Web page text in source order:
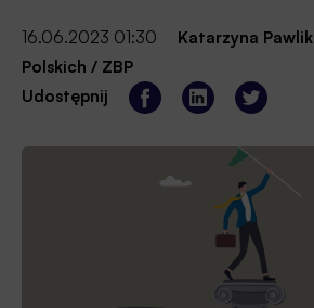
16.06.2023 01:30 Katarzyna Pawlik
Polskich / ZBP
Udostępnij